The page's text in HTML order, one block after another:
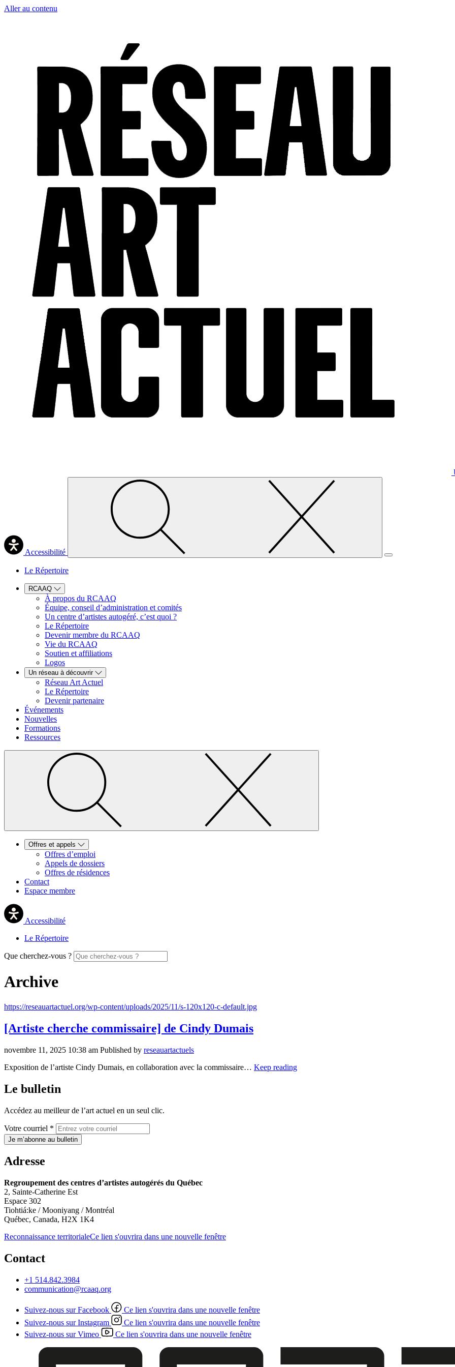
Aller au contenu
Accessibilité
Le Répertoire
RCAAQ
À propos du RCAAQ
Équipe, conseil d’administration et comités
Un centre d’artistes autogéré, c’est quoi ?
Le Répertoire
Devenir membre du RCAAQ
Vie du RCAAQ
Soutien et affiliations
Logos
Un réseau à découvrir
Réseau Art Actuel
Le Répertoire
Devenir partenaire
Événements
Nouvelles
Formations
Ressources
Offres et appels
Offres d’emploi
Appels de dossiers
Offres de résidences
Contact
Espace membre
Accessibilité
Le Répertoire
Que cherchez-vous ?
Archive
https://reseauartactuel.org/wp-content/uploads/2025/11/s-120x120-c-default.jpg
[Artiste cherche commissaire] de Cindy Dumais
novembre 11, 2025 10:38 am Published by reseauartactuels
Exposition de l’artiste Cindy Dumais, en collaboration avec la commissaire… Keep reading
Le bulletin
Accédez au meilleur de l’art actuel en un seul clic.
Votre courriel *
Je m’abonne au bulletin
Adresse
Regroupement des centres d’artistes autogérés du Québec
2, Sainte-Catherine Est
Espace 302
Tiohtiá:ke / Mooniyang / Montréal
Québec, Canada, H2X 1K4
Reconnaissance territorialeCe lien s'ouvrira dans une nouvelle fenêtre
Contact
+1 514.842.3984
communication@rcaaq.org
Suivez-nous sur Facebook
Ce lien s'ouvrira dans une nouvelle fenêtre
Suivez-nous sur Instagram
Ce lien s'ouvrira dans une nouvelle fenêtre
Suivez-nous sur Vimeo
Ce lien s'ouvrira dans une nouvelle fenêtre